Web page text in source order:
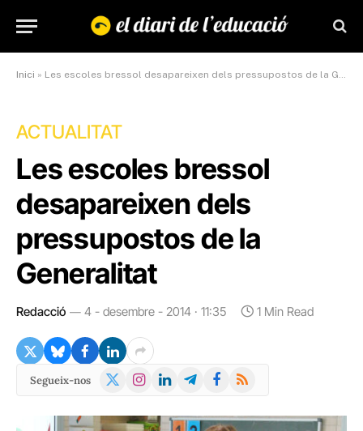
Inici » Les escoles bressol desapareixen dels pressupostos de la Generalitat
ACTUALITAT
Les escoles bressol
desapareixen dels
pressupostos de la
Generalitat
Redacció 4 - desembre - 2014 · 11:35 1 Min Read
Segueix-nos
X
Instagram
LinkedInTelegramFacebook
RSS